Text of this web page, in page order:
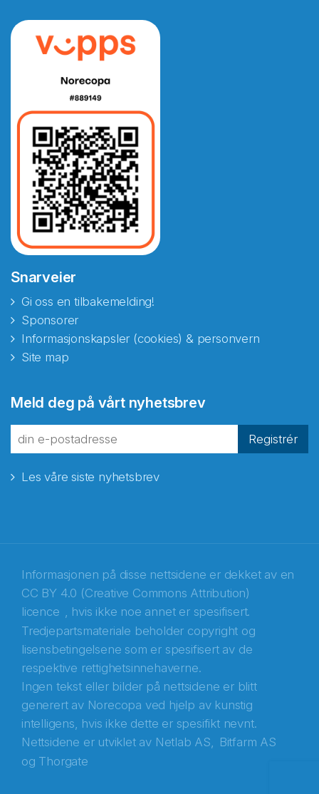
Snarveier
Gi oss en tilbakemelding!
Sponsorer
Informasjonskapsler (cookies) & personvern
Site map
Meld deg på vårt nyhetsbrev
Registrér
Les våre siste nyhetsbrev
Informasjonen på disse nettsidene er dekket av en
CC BY 4.0 (Creative Commons Attribution)
licence , hvis ikke noe annet er spesifisert.
Tredjepartsmateriale beholder copyright og
lisensbetingelsene som er spesifisert av de
respektive rettighetsinnehaverne.
Ingen tekst eller bilder på nettsidene er blitt
generert av Norecopa ved hjelp av kunstig
intelligens, hvis ikke dette er spesifikt nevnt.
Nettsidene er utviklet av Netlab AS, Bitfarm AS
og Thorgate
fra Norecopa